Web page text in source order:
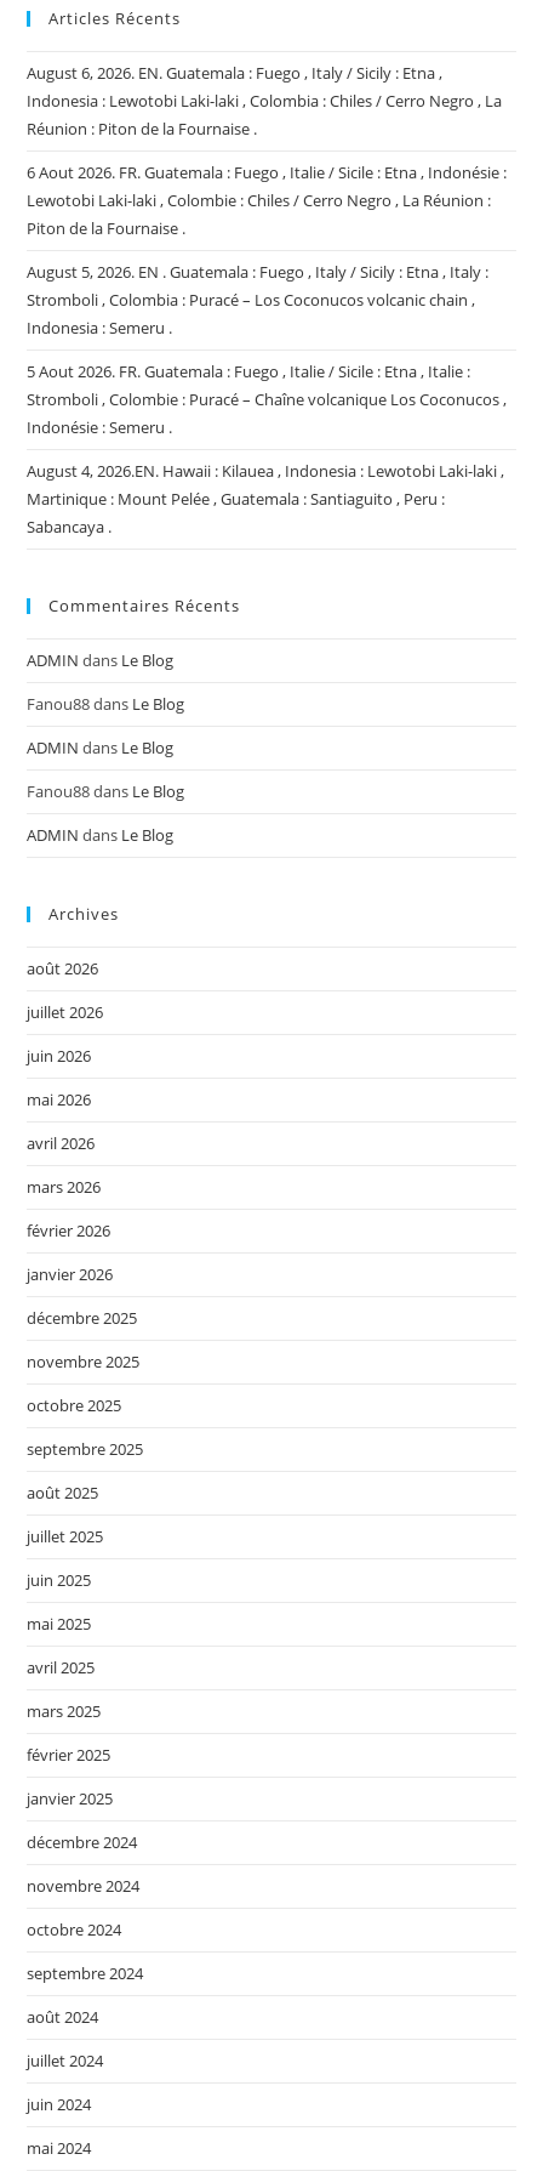
Articles Récents
August 6, 2026. EN. Guatemala : Fuego , Italy / Sicily : Etna ,
Indonesia : Lewotobi Laki-laki , Colombia : Chiles / Cerro Negro , La
Réunion : Piton de la Fournaise .
6 Aout 2026. FR. Guatemala : Fuego , Italie / Sicile : Etna , Indonésie :
Lewotobi Laki-laki , Colombie : Chiles / Cerro Negro , La Réunion :
Piton de la Fournaise .
August 5, 2026. EN . Guatemala : Fuego , Italy / Sicily : Etna , Italy :
Stromboli , Colombia : Puracé – Los Coconucos volcanic chain ,
Indonesia : Semeru .
5 Aout 2026. FR. Guatemala : Fuego , Italie / Sicile : Etna , Italie :
Stromboli , Colombie : Puracé – Chaîne volcanique Los Coconucos ,
Indonésie : Semeru .
August 4, 2026.EN. Hawaii : Kilauea , Indonesia : Lewotobi Laki-laki ,
Martinique : Mount Pelée , Guatemala : Santiaguito , Peru :
Sabancaya .
Commentaires Récents
ADMIN dans Le Blog
Fanou88dans Le Blog
ADMIN dans Le Blog
Fanou88dans Le Blog
ADMIN dans Le Blog
Archives
août 2026
juillet 2026
juin 2026
mai 2026
avril 2026
mars 2026
février 2026
janvier 2026
décembre 2025
novembre 2025
octobre 2025
septembre 2025
août 2025
juillet 2025
juin 2025
mai 2025
avril 2025
mars 2025
février 2025
janvier 2025
décembre 2024
novembre 2024
octobre 2024
septembre 2024
août 2024
juillet 2024
juin 2024
mai 2024